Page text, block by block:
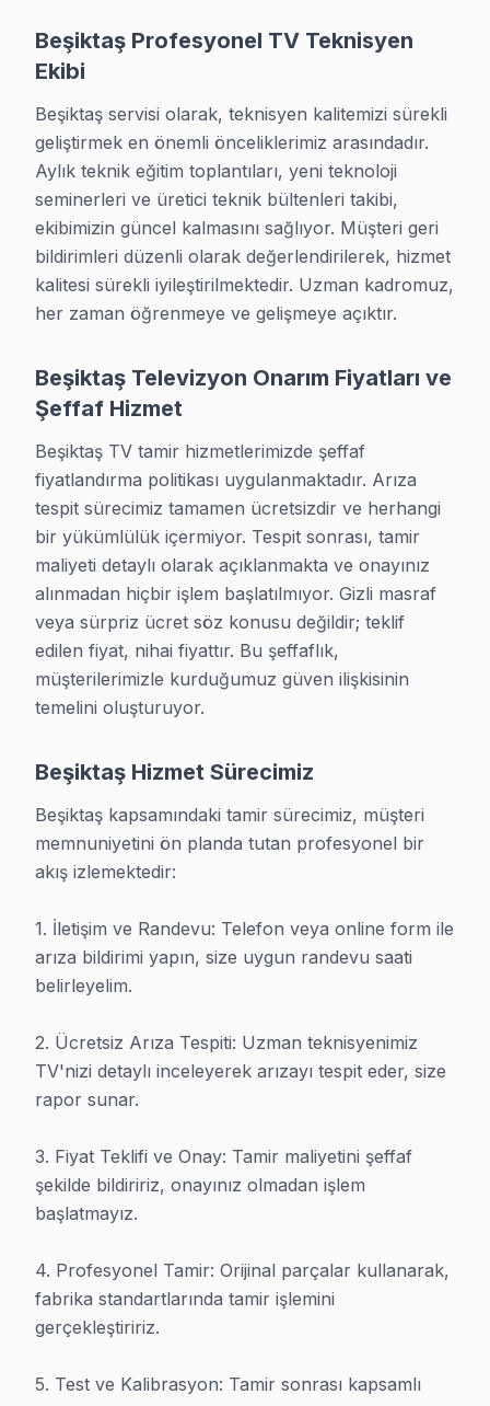
Beşiktaş TV Servis - Garantili Çözüm
Beşiktaş bölgesinde profesyonel panel servis
Beşiktaş teknik merkez olarak tüm marka ve
Profesyonel TV teknik yardım için teknisyenlerimiz
Beşiktaş'de yerinde teknik destek hizmeti ve taşıma
Panel teknik desteği, anakart teknik desteki, LED
Hizmetler ve Destek
Fabrika Servis olarak 15+ yıl sektör deneyimi
Randevu almak 2 dakika sürer. 0850 811 14 36
Beşiktaş Müşterilerinin Sordukları TV
TV neden açılmıyor olabilir?
Beşiktaş'de en yaygın nedenler: güç kartı arızası,
Yerinde tamir mi yapıyorsunuz, yoksa TV
Garanti var mı?
Evet. Beşiktaş'de tüm işlemlere 6 ay işçilik + 1–2 yıl
Beşiktaş TV Servisi — Yaz-Sonbahar
1. TV'nizin bulunduğu alanın nem oranını kontrol
Bu bileşenlerin periyodik bakımları,
Enerji tasarrufu için ekran parlaklığını ortam
Son güncelleme: 2026-07-01 · 2026-Q3
TV Televizyon Servis Rehberi – Beşiktaş
Beşiktaş sakinleri TV arızasıyla karşılaştığında ilk
Beşiktaş Profesyonel TV Teknisyen
Ekibi
Beşiktaş servisi olarak, teknisyen kalitemizi sürekli
geliştirmek en önemli önceliklerimiz arasındadır.
Aylık teknik eğitim toplantıları, yeni teknoloji
seminerleri ve üretici teknik bültenleri takibi,
ekibimizin güncel kalmasını sağlıyor. Müşteri geri
bildirimleri düzenli olarak değerlendirilerek, hizmet
kalitesi sürekli iyileştirilmektedir. Uzman kadromuz,
her zaman öğrenmeye ve gelişmeye açıktır.
Beşiktaş Televizyon Onarım Fiyatları ve
Şeffaf Hizmet
Beşiktaş TV tamir hizmetlerimizde şeffaf
fiyatlandırma politikası uygulanmaktadır. Arıza
tespit sürecimiz tamamen ücretsizdir ve herhangi
bir yükümlülük içermiyor. Tespit sonrası, tamir
maliyeti detaylı olarak açıklanmakta ve onayınız
alınmadan hiçbir işlem başlatılmıyor. Gizli masraf
veya sürpriz ücret söz konusu değildir; teklif
edilen fiyat, nihai fiyattır. Bu şeffaflık,
müşterilerimizle kurduğumuz güven ilişkisinin
temelini oluşturuyor.
Beşiktaş Hizmet Sürecimiz
Beşiktaş kapsamındaki tamir sürecimiz, müşteri
memnuniyetini ön planda tutan profesyonel bir
akış izlemektedir:
1. İletişim ve Randevu: Telefon veya online form ile
arıza bildirimi yapın, size uygun randevu saati
belirleyelim.
2. Ücretsiz Arıza Tespiti: Uzman teknisyenimiz
TV'nizi detaylı inceleyerek arızayı tespit eder, size
rapor sunar.
3. Fiyat Teklifi ve Onay: Tamir maliyetini şeffaf
şekilde bildiririz, onayınız olmadan işlem
başlatmayız.
4. Profesyonel Tamir: Orijinal parçalar kullanarak,
fabrika standartlarında tamir işlemini
gerçekleştiririz.
5. Test ve Kalibrasyon: Tamir sonrası kapsamlı